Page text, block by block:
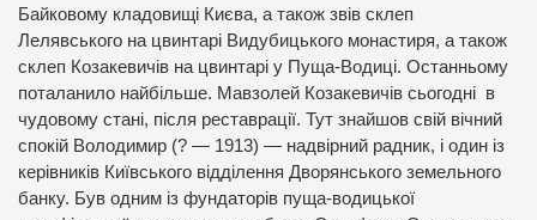
Байковому кладовищі Києва, а також звів склеп
Лелявського на цвинтарі Видубицького монастиря, а також
склеп Козакевичів на цвинтарі у Пуща-Водиці. Останньому
поталанило найбільше. Мавзолей Козакевичів сьогодні в
чудовому стані, після реставрації. Тут знайшов свій вічний
спокій Володимир (? — 1913) — надвірний радник, і один із
керівників Київського відділення Дворянського земельного
банку. Був одним із фундаторів пуща-водицької